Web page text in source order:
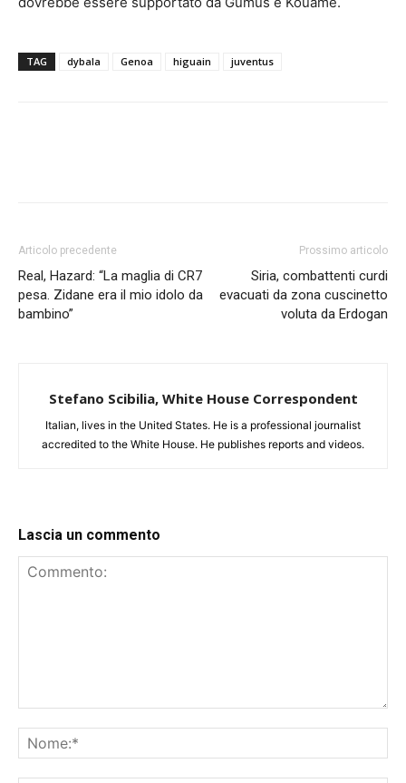
TAG dybala Genoa higuain juventus
Articolo precedente
Real, Hazard: “La maglia di CR7
pesa. Zidane era il mio idolo da
bambino”
Prossimo articolo
Siria, combattenti curdi
evacuati da zona cuscinetto
voluta da Erdogan
Stefano Scibilia, White House Correspondent
Italian, lives in the United States. He is a professional journalist
accredited to the White House. He publishes reports and videos.
Lascia un commento